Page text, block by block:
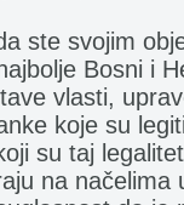
ste svojim
Bosni i
vlasti,
koje su
su taj
na načelima